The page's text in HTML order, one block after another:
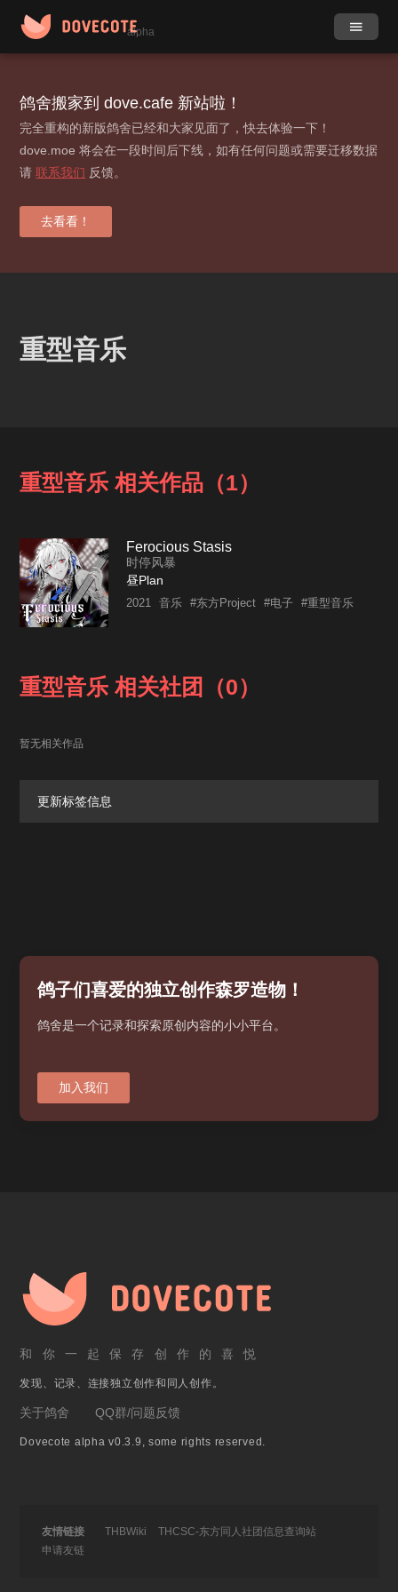
alpha
小组 目录
动态
登录 / 注册
鸽舍搬家到 dove.cafe 新站啦！
完全重构的新版鸽舍已经和大家见面了，快去体验一下！
dove.moe 将会在一段时间后下线，如有任何问题或需要迁移数据
请联系我们 反馈。
去看看！
重型音乐
重型音乐 相关作品（1）
Ferocious Stasis
时停风暴
昼Plan
2021 音乐 #东方Project #电子 #重型音乐
重型音乐 相关社团（0）
暂无相关作品
更新标签信息
鸽子们喜爱的独立创作森罗造物！
鸽舍是一个记录和探索原创内容的小小平台。
加入我们
和你一起保存创作的喜悦
发现、记录、连接独立创作和同人创作。
关于鸽舍 QQ群/问题反馈
Dovecote alpha v0.3.9, some rights reserved.
友情链接 THBWiki
THCSC-东方同人社团信息查询站
申请友链